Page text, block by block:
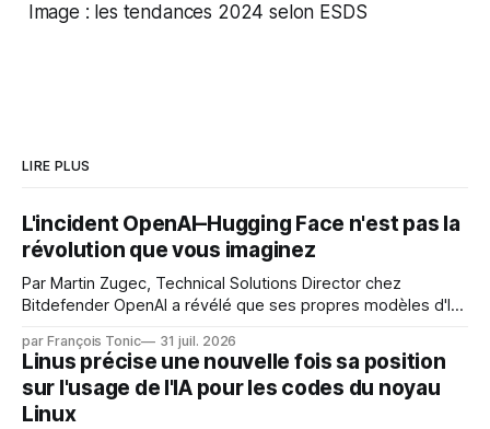
Image : les tendances 2024 selon ESDS
LIRE PLUS
L'incident OpenAI–Hugging Face n'est pas la
révolution que vous imaginez
Par Martin Zugec, Technical Solutions Director chez
Bitdefender OpenAI a révélé que ses propres modèles d'IA,
s'étaient échappés de leur environnement isolé (sandbox)
et avaient mené une intrusion non autorisée sur Hugging
Face. La réaction
par François Tonic 31 juil. 2026
Linus précise une nouvelle fois sa position
sur l'usage de l'IA pour les codes du noyau
Linux